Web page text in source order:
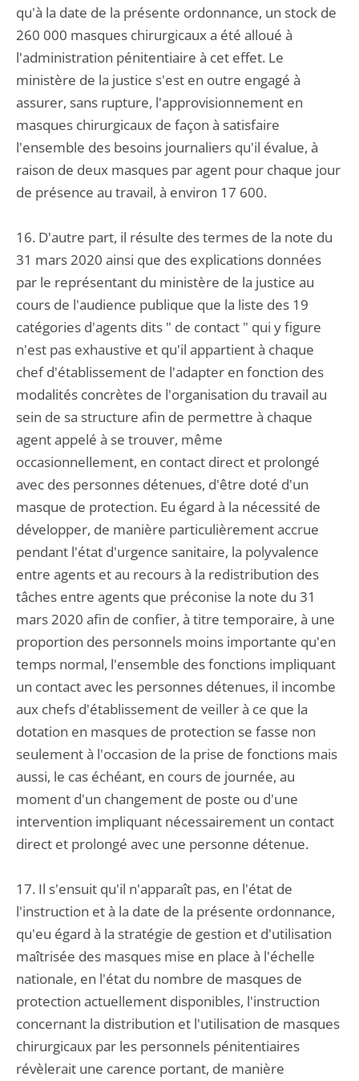
qu'à la date de la présente ordonnance, un stock de
260 000 masques chirurgicaux a été alloué à
l'administration pénitentiaire à cet effet. Le
ministère de la justice s'est en outre engagé à
assurer, sans rupture, l'approvisionnement en
masques chirurgicaux de façon à satisfaire
l'ensemble des besoins journaliers qu'il évalue, à
raison de deux masques par agent pour chaque jour
de présence au travail, à environ 17 600.
16. D'autre part, il résulte des termes de la note du
31 mars 2020 ainsi que des explications données
par le représentant du ministère de la justice au
cours de l'audience publique que la liste des 19
catégories d'agents dits " de contact " qui y figure
n'est pas exhaustive et qu'il appartient à chaque
chef d'établissement de l'adapter en fonction des
modalités concrètes de l'organisation du travail au
sein de sa structure afin de permettre à chaque
agent appelé à se trouver, même
occasionnellement, en contact direct et prolongé
avec des personnes détenues, d'être doté d'un
masque de protection. Eu égard à la nécessité de
développer, de manière particulièrement accrue
pendant l'état d'urgence sanitaire, la polyvalence
entre agents et au recours à la redistribution des
tâches entre agents que préconise la note du 31
mars 2020 afin de confier, à titre temporaire, à une
proportion des personnels moins importante qu'en
temps normal, l'ensemble des fonctions impliquant
un contact avec les personnes détenues, il incombe
aux chefs d'établissement de veiller à ce que la
dotation en masques de protection se fasse non
seulement à l'occasion de la prise de fonctions mais
aussi, le cas échéant, en cours de journée, au
moment d'un changement de poste ou d'une
intervention impliquant nécessairement un contact
direct et prolongé avec une personne détenue.
17. Il s'ensuit qu'il n'apparaît pas, en l'état de
l'instruction et à la date de la présente ordonnance,
qu'eu égard à la stratégie de gestion et d'utilisation
maîtrisée des masques mise en place à l'échelle
nationale, en l'état du nombre de masques de
protection actuellement disponibles, l'instruction
concernant la distribution et l'utilisation de masques
chirurgicaux par les personnels pénitentiaires
révèlerait une carence portant, de manière